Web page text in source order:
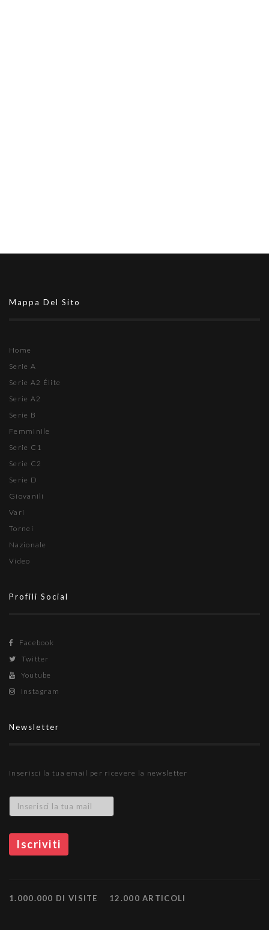
Mappa Del Sito
Home
Serie A
Serie A2 Élite
Serie A2
Serie B
Femminile
Serie C1
Serie C2
Serie D
Giovanili
Vari
Tornei
Nazionale
Video
Profili Social
Facebook
Twitter
Youtube
Instagram
Newsletter
Inserisci la tua email per ricevere la newsletter
1.000.000 DI VISITE 12.000 ARTICOLI